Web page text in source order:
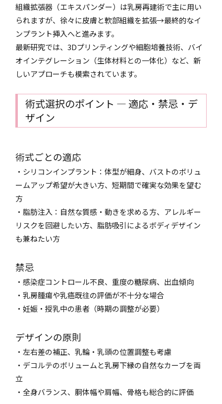
組織拡張器（エキスパンダー）は乳房再建術で主に用い
られますが、徐々に皮膚と軟部組織を拡張→最終的なイ
ンプラント挿入へと進みます。
最新研究では、3Dプリンティングや細胞培養技術、バイ
オインテグレーション（生体材料との一体化）など、新
しいアプローチも模索されています。
術式選択のポイント ― 適応・禁忌・デ
ザイン
術式ごとの適応
・シリコンインプラント：体型が細身、バストのボリュ
ームアップ希望が大きい方、短期間で確実な効果を望む
方
・脂肪注入：自然な質感・動きを求める方、アレルギー
リスクを回避したい方、脂肪吸引によるボディデザイン
も兼ねたい方
禁忌
・感染症コントロール不良、重度の糖尿病、出血傾向
・乳房腫瘍や乳癌既往の評価が不十分な場合
・妊娠・授乳中の患者（時期の調整が必要）
デザインの原則
・左右差の補正、乳輪・乳頭の位置調整も考慮
・デコルテのボリュームと乳房下縁の自然なカーブを両
立
・全身バランス、胴体幅や肩幅、骨格も総合的に評価